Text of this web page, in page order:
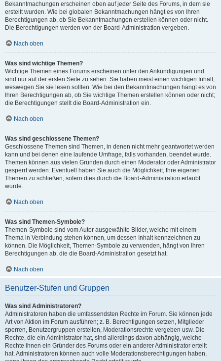
Bekanntmachungen erscheinen oben auf jeder Seite des Forums, in dem sie
erstellt wurden. Wie bei globalen Bekanntmachungen hängt es von Ihren
Berechtigungen ab, ob Sie Bekanntmachungen erstellen können oder nicht.
Die Berechtigungen werden von der Board-Administration vergeben.
Nach oben
Was sind wichtige Themen?
Wichtige Themen eines Forums erscheinen unter den Ankündigungen und
sind nur auf der ersten Seite zu sehen. Sie haben meist einen wichtigen Inhalt,
weswegen Sie sie lesen sollten. Wie bei den Bekanntmachungen hängt es von
Ihren Berechtigungen ab, ob Sie wichtige Themen erstellen können oder nicht;
die Berechtigungen stellt die Board-Administration ein.
Nach oben
Was sind geschlossene Themen?
Geschlossene Themen sind Themen, in denen nicht mehr geantwortet werden
kann und bei denen eine laufende Umfrage, falls vorhanden, beendet wurde.
Themen können aus vielen Gründen durch einen Moderator oder Administrator
gesperrt werden. Eventuell haben Sie auch die Möglichkeit, Ihre eigenen
Themen zu schließen, sofern dies durch die Board-Administration erlaubt
wurde.
Nach oben
Was sind Themen-Symbole?
Themen-Symbole sind vom Autor ausgewählte Bilder, welche mit einem
Thema in Verbindung stehen können, um dessen Inhalt kennzeichnen zu
können. Die Möglichkeit, Themen-Symbole zu verwenden, hängt von Ihren
Berechtigungen ab, die die Board-Administration gesetzt hat.
Nach oben
Benutzer-Stufen und Gruppen
Was sind Administratoren?
Administratoren haben die umfassendsten Rechte im Forum. Sie können jede
Art von Aktion im Forum ausführen; z. B. Berechtigungen setzen, Mitglieder
sperren, Benutzergruppen erstellen, Moderationsrechte vergeben usw. Die
Rechte, die ein Administrator hat, sind allerdings davon abhängig, welche
Rechte ihnen ein Gründer des Forums oder ein anderer Administrator erteilt
hat. Administratoren können auch volle Moderationsberechtigungen haben,